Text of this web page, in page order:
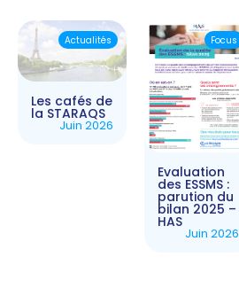
Les cafés de
la STARAQS
Juin 2026
Actualités
Evaluation
des ESSMS :
parution du
bilan 2025 –
HAS
Juin 2026
Focus